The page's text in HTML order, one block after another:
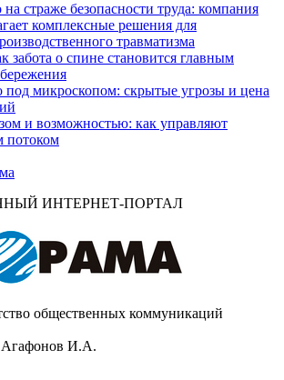
страже безопасности труда: компания
комплексные решения для
травматизма
забота о спине становится главным
под микроскопом: скрытые угрозы и цена
и возможностью: как управляют
потоком
ИНТЕРНЕТ-ПОРТАЛ
общественных коммуникаций
Агафонов И.А.